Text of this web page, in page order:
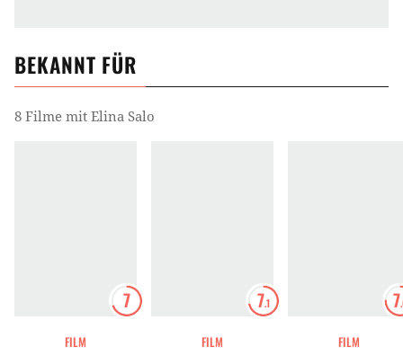
BEKANNT FÜR
8 Filme mit Elina Salo
7
FILM
7.1
FILM
7
FILM